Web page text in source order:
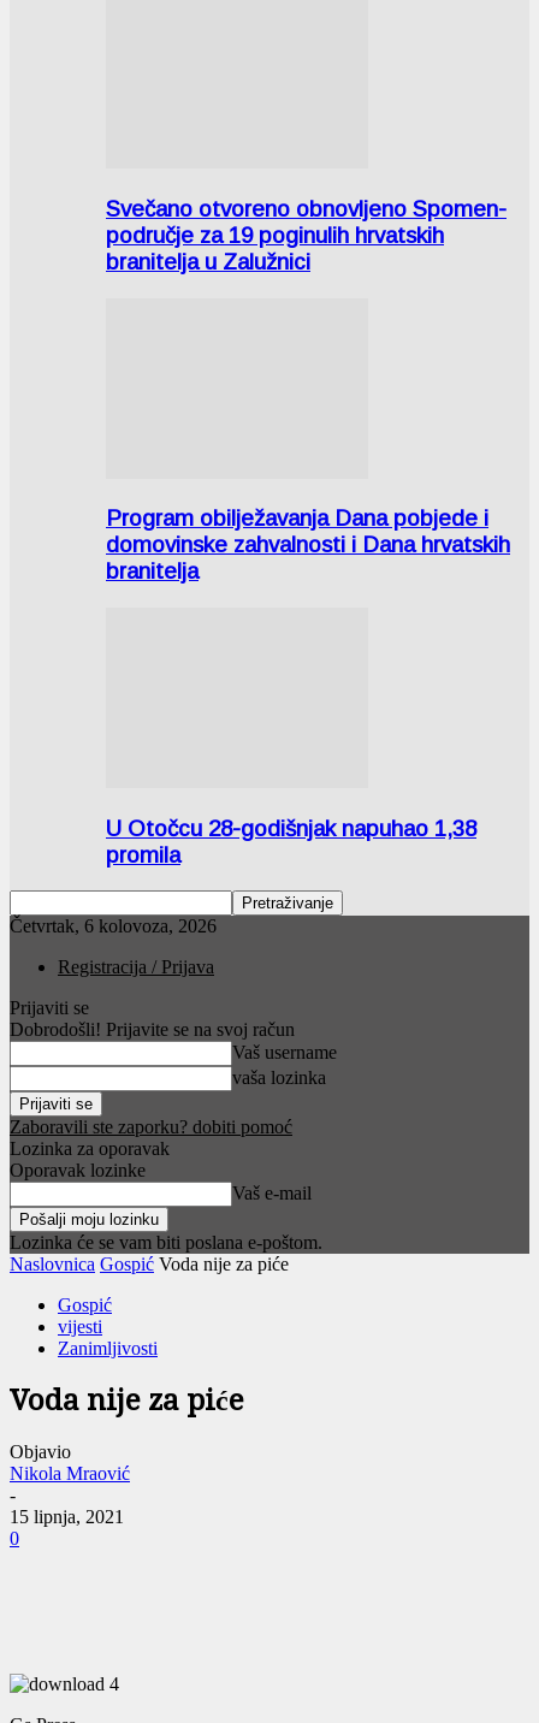
Svečano otvoreno obnovljeno Spomen-
područje za 19 poginulih hrvatskih
branitelja u Zalužnici
Program obilježavanja Dana pobjede i
domovinske zahvalnosti i Dana hrvatskih
branitelja
U Otočcu 28-godišnjak napuhao 1,38
promila
Četvrtak, 6 kolovoza, 2026
Registracija / Prijava
Prijaviti se
Dobrodošli! Prijavite se na svoj račun
Vaš username
vaša lozinka
Zaboravili ste zaporku? dobiti pomoć
Lozinka za oporavak
Oporavak lozinke
Vaš e-mail
Lozinka će se vam biti poslana e-poštom.
Naslovnica Gospić Voda nije za piće
Gospić
vijesti
Zanimljivosti
Voda nije za piće
Objavio
Nikola Mraović
-
15 lipnja, 2021
0